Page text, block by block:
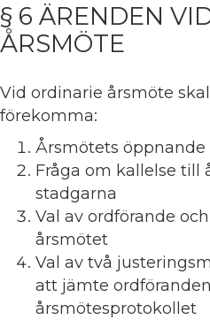
§ 6 ÄRENDEN
ÅRSMÖTE
Vid ordinarie årsmöte
förekomma:
Årsmötets öppnande
Fråga om kallelse
stadgarna
Val av ordförande
årsmötet
Val av två
att jämte
årsmötesprotokollet